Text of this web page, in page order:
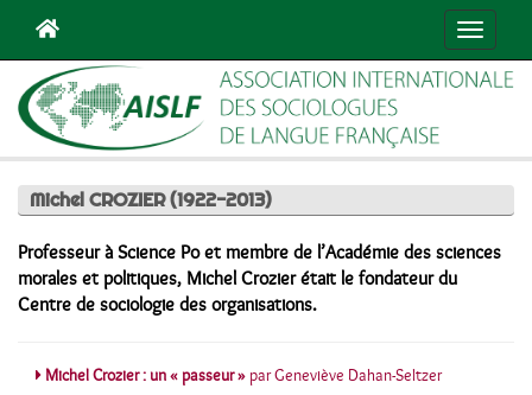
Michel CROZIER (1922-2013)
Professeur à Science Po et membre de l’Académie des sciences
morales et politiques, Michel Crozier était le fondateur du
Centre de sociologie des organisations.
Michel Crozier : un « passeur » par Geneviève Dahan-Seltzer